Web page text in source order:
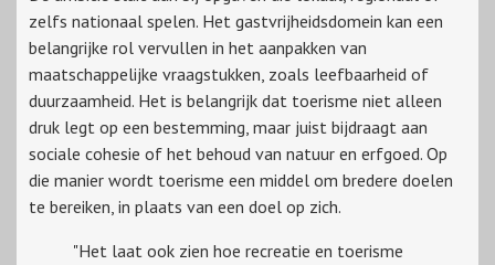
zelfs nationaal spelen. Het gastvrijheidsdomein kan een
belangrijke rol vervullen in het aanpakken van
maatschappelijke vraagstukken, zoals leefbaarheid of
duurzaamheid. Het is belangrijk dat toerisme niet alleen
druk legt op een bestemming, maar juist bijdraagt aan
sociale cohesie of het behoud van natuur en erfgoed. Op
die manier wordt toerisme een middel om bredere doelen
te bereiken, in plaats van een doel op zich.
"Het laat ook zien hoe recreatie en toerisme